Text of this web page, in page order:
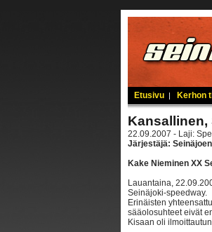
Etusivu | Kerhon
Kansallinen,
22.09.2007 - Laji:
Järjestäjä:
Kake Nieminen XX
Lauantaina,
Seinäjoki-speedway.
Erinäisten
sääolosuhteet eivät
Kisaan oli